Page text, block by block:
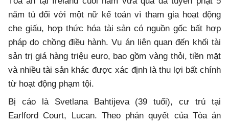
năm tù đối với một nữ kế toán vì tham gia hoạt động
che giấu, hợp thức hóa tài sản có nguồn gốc bất hợp
pháp do chồng điều hành. Vụ án liên quan đến khối tài
sản trị giá hàng triệu euro, bao gồm vàng thỏi, tiền mặt
và nhiều tài sản khác được xác định là thu lợi bất chính
từ hoạt động phạm tội.
Bị cáo là Svetlana Bahtijeva (39 tuổi), cư trú tại
Earlford Court, Lucan. Theo phán quyết của Tòa án